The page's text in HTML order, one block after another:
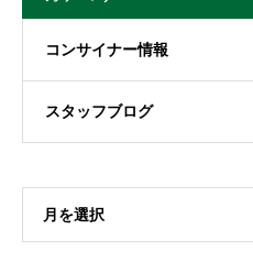
コンサイナー情報
スタッフブログ
月を選択